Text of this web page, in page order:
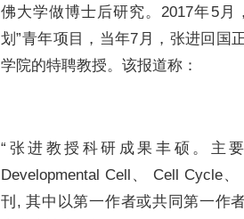
佛大学做博士后研究。2017年5月
划”青年项目，当年7月，张进回国
学院的特聘教授。该报道称：
“张进教授科研成果丰硕。主要
Developmental Cell、 Cell Cycle
刊, 其中以第一作者或共同第一作